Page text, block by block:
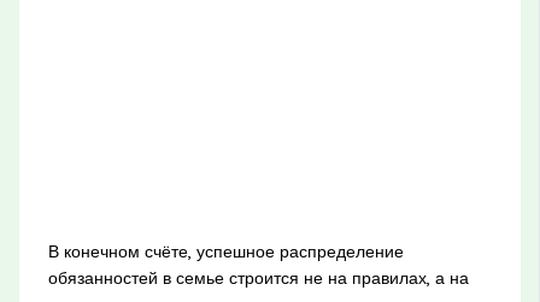
В конечном счёте, успешное распределение
обязанностей в семье строится не на правилах, а на